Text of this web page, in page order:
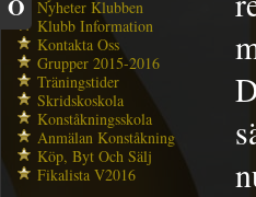
Nyheter Klubben
Klubb Information
Kontakta Oss
Grupper 2015-2016
Träningstider
Skridskoskola
Konståkningsskola
Anmälan Konståkning
Köp, Byt Och Sälj
Fikalista V2016
O